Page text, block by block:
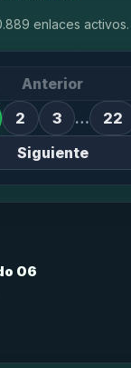
enlaces activos.
Anterior
2 3 …
22
Siguiente
06